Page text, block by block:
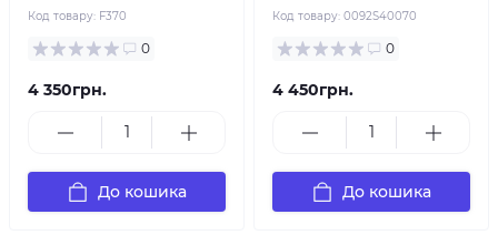
Код товару: F370
0
4 350грн.
До кошика
Код товару: 0092S40070
0
4 450грн.
До кошика